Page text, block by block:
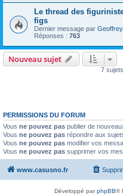
Le thread des
figs
Dernier message par
Réponses : 763
Nouveau sujet
7
PERMISSIONS DU FORUM
Vous ne pouvez pas publier de
Vous ne pouvez pas répondre aux
Vous ne pouvez pas modifier vos
Vous ne pouvez pas supprimer vos
www.casusno.fr
Développé parphpBB®